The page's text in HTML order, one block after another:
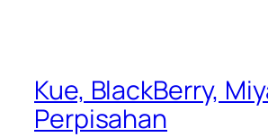
Kue, BlackBerry,
Perpisahan